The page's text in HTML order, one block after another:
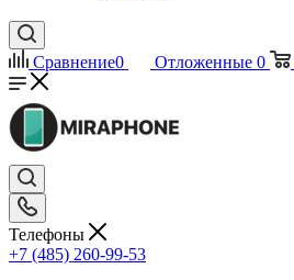
Сравнение0 Отложенные 0
Телефоны
+7 (485) 260-99-53